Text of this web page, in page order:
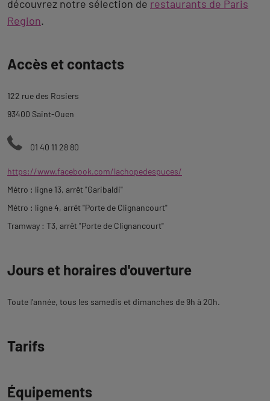
découvrez notre sélection de restaurants de Paris
Region.
àAccès et contacts
122 rue des Rosiers
93400 Saint-Ouen
01 40 11 28 80
https://www.facebook.com/lachopedespuces/
Métro : ligne 13, arrêt "Garibaldi"
Métro : ligne 4, arrêt "Porte de Clignancourt"
Tramway : T3, arrêt "Porte de Clignancourt"
Jours et horaires d'ouverture
Toute l'année, tous les samedis et dimanches de 9h à 20h.
Tarifs
Équipements